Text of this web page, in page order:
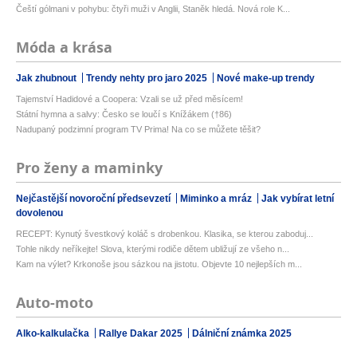
Čeští gólmani v pohybu: čtyři muži v Anglii, Staněk hledá. Nová role K...
Móda a krása
Jak zhubnout Trendy nehty pro jaro 2025 Nové make-up trendy
Tajemství Hadidové a Coopera: Vzali se už před měsícem!
Státní hymna a salvy: Česko se loučí s Knížákem (†86)
Nadupaný podzimní program TV Prima! Na co se můžete těšit?
Pro ženy a maminky
Nejčastější novoroční předsevzetí Miminko a mráz
Jak vybírat letní
dovolenou
RECEPT: Kynutý švestkový koláč s drobenkou. Klasika, se kterou zaboduj...
Tohle nikdy neříkejte! Slova, kterými rodiče dětem ubližují ze všeho n...
Kam na výlet? Krkonoše jsou sázkou na jistotu. Objevte 10 nejlepších m...
Auto-moto
Alko-kalkulačka Rallye Dakar 2025 Dálniční známka 2025